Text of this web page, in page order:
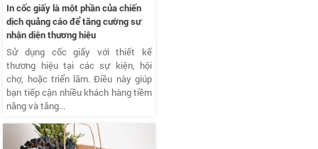
In cốc giấy là một phần của chiến
dịch quảng cáo để tăng cường sự
nhận diện thương hiệu
Sử dụng cốc giấy với thiết kế
thương hiệu tại các sự kiện, hội
chợ, hoặc triển lãm. Điều này giúp
bạn tiếp cận nhiều khách hàng tiềm
năng và tăng...